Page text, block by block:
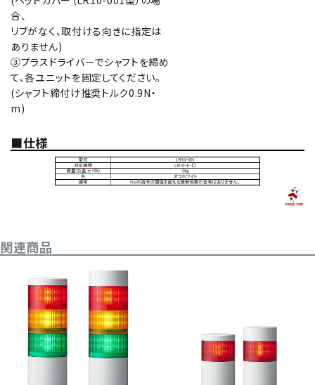
合、
リブがなく、取付ける向きに指定は
ありません)
③プラスドライバーでシャフトを締め
て、各ユニットを固定してください。
(シャフト締付け推奨トルク0.9N・
m)
■仕様
関連商品